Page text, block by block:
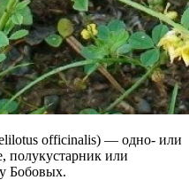
officinalis) — одно- или
полукустарник или
Бобовых.